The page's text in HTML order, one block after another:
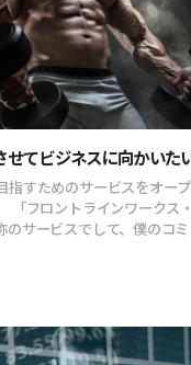
せてビジネスに向かいた
指すためのサービスをオー
のサービスでして、僕のコ
ループコン
の月